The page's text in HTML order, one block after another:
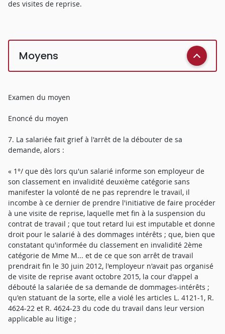
des visites de reprise.
Moyens
Examen du moyen
Enoncé du moyen
7. La salariée fait grief à l'arrêt de la débouter de sa
demande, alors :
« 1°/ que dès lors qu'un salarié informe son employeur de
son classement en invalidité deuxième catégorie sans
manifester la volonté de ne pas reprendre le travail, il
incombe à ce dernier de prendre l'initiative de faire procéder
à une visite de reprise, laquelle met fin à la suspension du
contrat de travail ; que tout retard lui est imputable et donne
droit pour le salarié à des dommages intérêts ; que, bien que
constatant qu'informée du classement en invalidité 2ème
catégorie de Mme M... et de ce que son arrêt de travail
prendrait fin le 30 juin 2012, l'employeur n'avait pas organisé
de visite de reprise avant octobre 2015, la cour d'appel a
débouté la salariée de sa demande de dommages-intérêts ;
qu'en statuant de la sorte, elle a violé les articles L. 4121-1, R.
4624-22 et R. 4624-23 du code du travail dans leur version
applicable au litige ;